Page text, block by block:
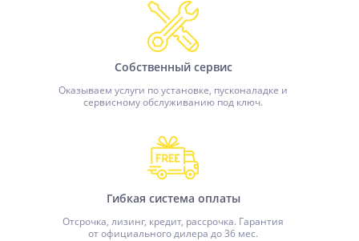
Собственный сервис
Оказываем услуги по установке, пусконаладке и
сервисному обслуживанию под ключ.
Гибкая система оплаты
Отсрочка, лизинг, кредит, рассрочка. Гарантия
от официального дилера до 36 мес.